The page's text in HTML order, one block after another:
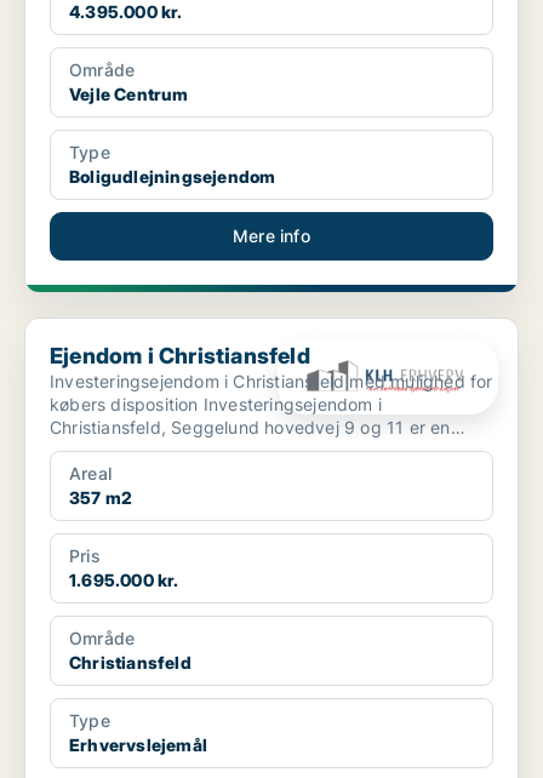
4.395.000 kr.
Område
Vejle Centrum
Type
Boligudlejningsejendom
Mere info
Ejendom i Christiansfeld
Ejendom i Christiansfeld
Investeringsejendom i Christiansfeld med mulighed for
købers disposition Investeringsejendom i
Christiansfeld, Seggelund hovedvej 9 og 11 er en
investeri...
Areal
357 m2
Pris
1.695.000 kr.
Område
Christiansfeld
Type
Erhvervslejemål